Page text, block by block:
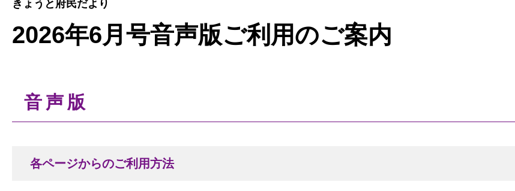
きょうと府民だより
2026年6月号音声版ご利用のご案内
音声版
各ページからのご利用方法